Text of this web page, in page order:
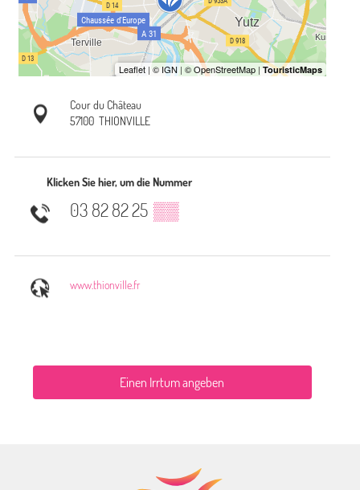
Cour du Château
57100 THIONVILLE
Klicken Sie hier, um die Nummer
03 82 82 25 ▒▒
www.thionville.fr
Einen Irrtum angeben